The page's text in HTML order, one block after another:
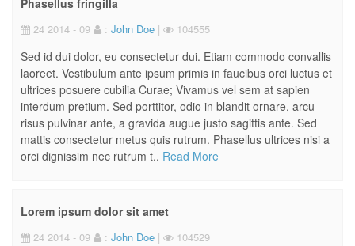
Phasellus fringilla
24 2014 - 09 : John Doe | 104555
Sed id dui dolor, eu consectetur dui. Etiam commodo convallis
laoreet. Vestibulum ante ipsum primis in faucibus orci luctus et
ultrices posuere cubilia Curae; Vivamus vel sem at sapien
interdum pretium. Sed porttitor, odio in blandit ornare, arcu
risus pulvinar ante, a gravida augue justo sagittis ante. Sed
mattis consectetur metus quis rutrum. Phasellus ultrices nisi a
orci dignissim nec rutrum t.. Read More
Lorem ipsum dolor sit amet
24 2014 - 09 : John Doe | 104529